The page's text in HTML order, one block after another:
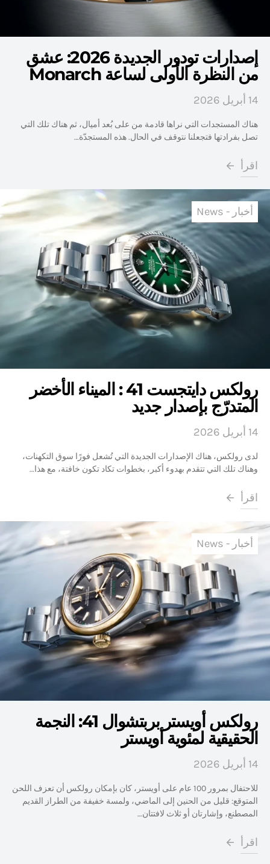
إصدارات تودور الجديدة 2026: عشق
من النظرة الأولى لساعة Monarch
14 أبريل 2026
هناك المستجدات التي نراها قادمة من على بُعد أميال، ثم هناك تلك التي
تصل بفرادتها فتجعلنا نتوقف في الحال. هذه المستجدّة…
اقرأ
أخبار - News
رولكس دايتجست 41 : الميناء الأخضر
المتدرّج بإصدار جديد
14 أبريل 2026
لدى رولكس، هناك الإصدارات الجديدة التي تُشعل فورًا سوق التكهنات،
وهناك تلك التي تتقدم بهدوء أكبر، بخطوات تكاد تكون خافتة، مع هذا…
اقرأ
أخبار - News
رولكس أويستر بربتشوال 41: النجمة
الحقيقية لمئوية أويستر
14 أبريل 2026
للاحتفال بمرور 100 عام على أويستر، كان بإمكان رولكس أن تعزف اللحن
المتوقع: قليل من الحنين إلى الماضي، ولمسة خفيفة من الطراز القديم
المصطنع، وإشارتان أو ثلاث لافتتان…
اقرأ